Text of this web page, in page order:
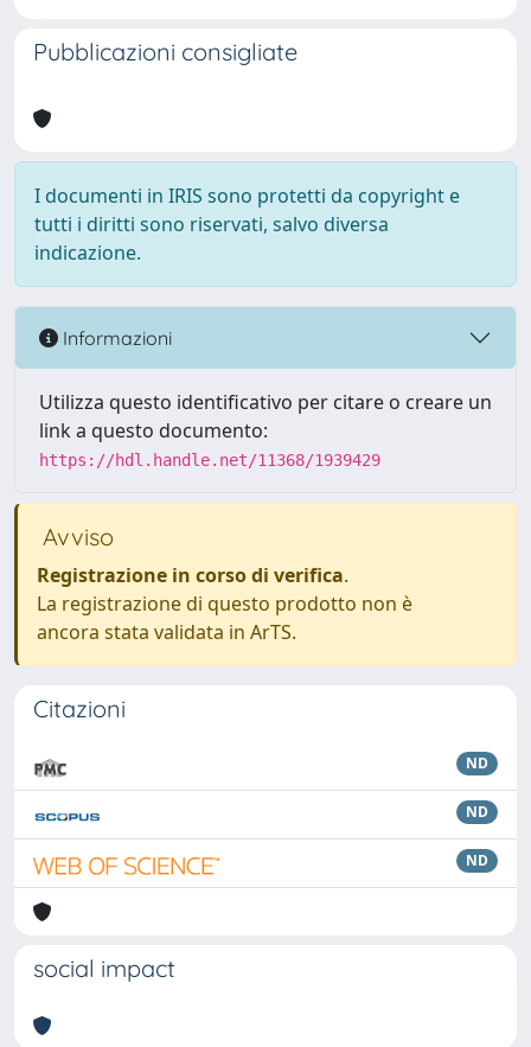
Pubblicazioni consigliate
I documenti in IRIS sono protetti da copyright e
tutti i diritti sono riservati, salvo diversa
indicazione.
Informazioni
Utilizza questo identificativo per citare o creare un
link a questo documento:
https://hdl.handle.net/11368/1939429
Avviso
Registrazione in corso di verifica.
La registrazione di questo prodotto non è
ancora stata validata in ArTS.
Citazioni
ND
ND
ND
social impact